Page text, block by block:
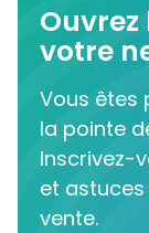
Ouvrez
votre
Vous êtes
la pointe
Inscrivez-
et
vente.